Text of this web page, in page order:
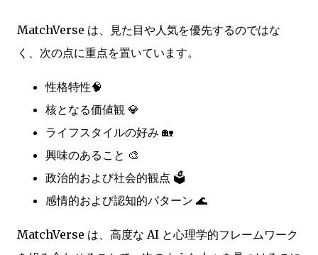
MatchVerse は、見た目や人気を優先するのではな
く、次の点に重点を置いています。
性格特性🧠
核となる価値観 💎
ライフスタイルの好み 🏡
興味のあること 🎨
政治的および社会的観点 🗳️
感情的および認知的パターン 🌊
MatchVerse は、高度な AI と心理学的フレームワーク